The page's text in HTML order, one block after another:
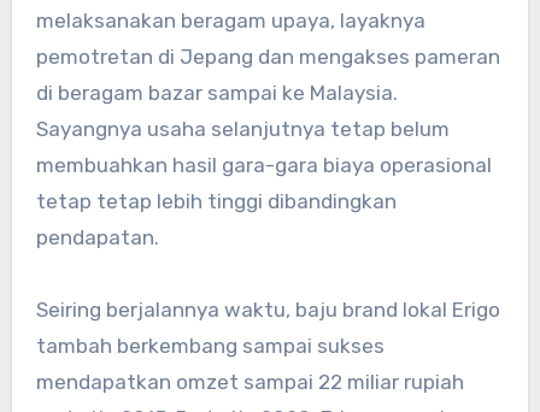
melaksanakan beragam upaya, layaknya
pemotretan di Jepang dan mengakses pameran
di beragam bazar sampai ke Malaysia.
Sayangnya usaha selanjutnya tetap belum
membuahkan hasil gara-gara biaya operasional
tetap tetap lebih tinggi dibandingkan
pendapatan.
Seiring berjalannya waktu, baju brand lokal Erigo
tambah berkembang sampai sukses
mendapatkan omzet sampai 22 miliar rupiah